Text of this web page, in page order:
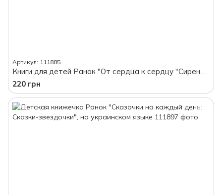
Артикул: 111885
Книги для детей Ранок "От сердца к сердцу "Сиреневый медведь или Живой игрушечный я", на украинском языке
220 грн